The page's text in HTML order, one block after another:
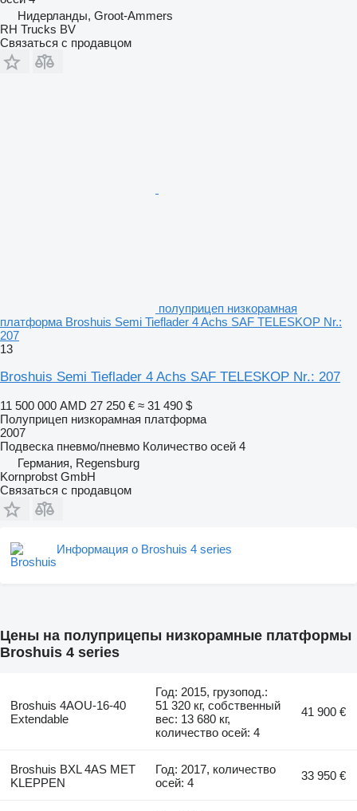
Нидерланды, Groot-Ammers
RH Trucks BV
Связаться с продавцом
полуприцеп низкорамная
платформа Broshuis Semi Tieflader 4 Achs SAF TELESKOP Nr.:
207
13
Broshuis Semi Tieflader 4 Achs SAF TELESKOP Nr.: 207
11 500 000 AMD 27 250 € ≈ 31 490 $
Полуприцеп низкорамная платформа
2007
Подвеска пневмо/пневмо Количество осей 4
Германия, Regensburg
Kornprobst GmbH
Связаться с продавцом
Информация о Broshuis 4 series
Цены на полуприцепы низкорамные платформы
Broshuis 4 series
Broshuis 4AOU-16-40
Extendable
Год: 2015, грузопод.:
51 320 кг, собственный
вес: 13 680 кг,
количество осей: 4
41 900 €
Broshuis BXL 4AS MET
KLEPPEN
Год: 2017, количество
осей: 4
33 950 €